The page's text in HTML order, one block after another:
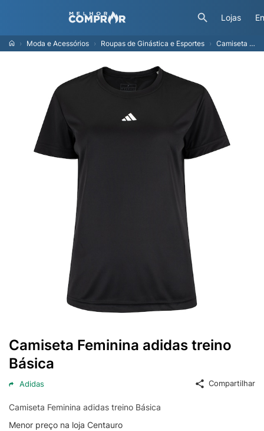
Lojas
Moda e Acessórios Roupas de Ginástica e Esportes Camiseta Feminina adidas treino Básica
Camiseta Feminina adidas treino
Básica
Adidas Compartilhar
Camiseta Feminina adidas treino Básica
Menor preço na loja Centauro